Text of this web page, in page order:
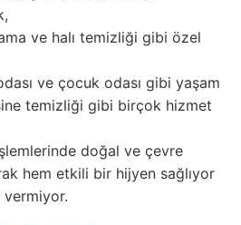
ve halı temizliği gibi özel
ve çocuk odası gibi yaşam
temizliği gibi birçok hizmet
doğal ve çevre
hem etkili bir hijyen sağlıyor